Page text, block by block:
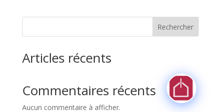
Rechercher
Articles récents
Commentaires récents
Aucun commentaire à afficher.